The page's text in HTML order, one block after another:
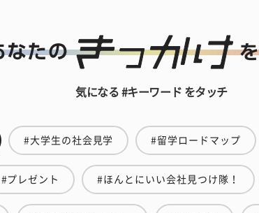
気になる #キーワード をタッチ
#大学生の社会見学 #留学ロードマップ
#プレゼント #ほんとにいい会社見つけ隊！